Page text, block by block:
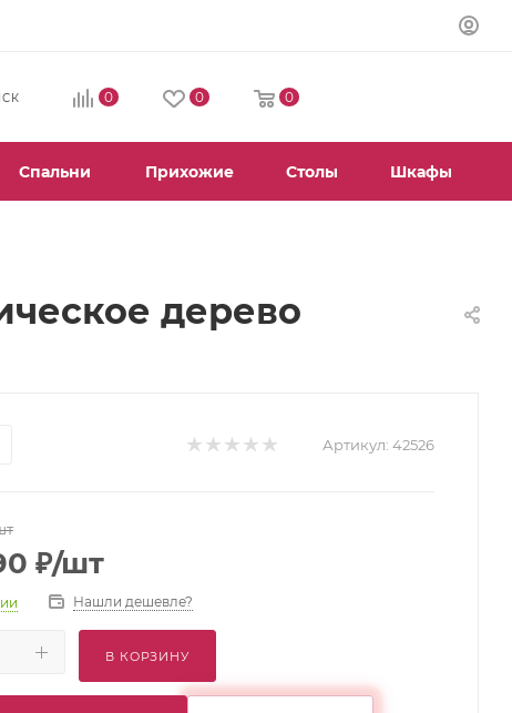
0 0 0
Спальни Прихожие Столы Шкафы
дерево
Артикул: 42526
₽/шт
Нашли дешевле?
В КОРЗИНУ